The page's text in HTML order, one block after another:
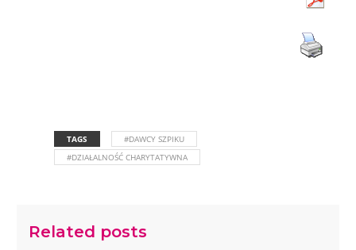
TAGS
#DAWCY SZPIKU
#DZIAŁALNOŚĆ CHARYTATYWNA
Related posts